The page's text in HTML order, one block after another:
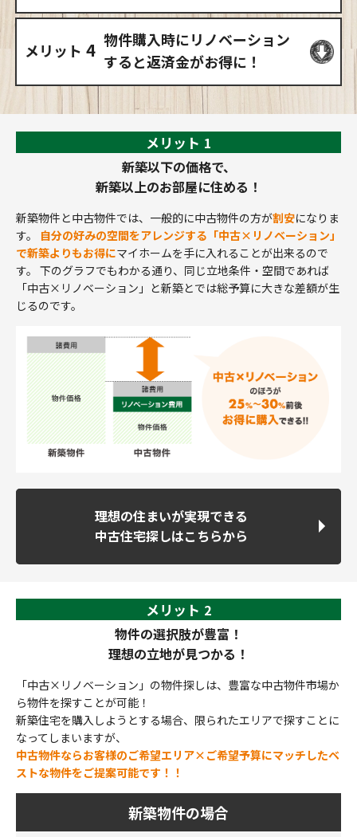
メリット 4 物件購入時にリノベーション
すると返済金がお得に！
メリット 1
新築以下の価格で、
新築以上のお部屋に住める！
新築物件と中古物件では、一般的に中古物件の方が割安になりま
す。
自分の好みの空間をアレンジする「中古×リノベーション」
で新築よりもお得にマイホームを手に入れることが出来るので
す。 下のグラフでもわかる通り、同じ立地条件・空間であれば
「中古×リノベーション」と新築とでは総予算に大きな差額が生
じるのです。
理想の住まいが実現できる
中古住宅探しはこちらから
メリット 2
物件の選択肢が豊富！
理想の立地が見つかる！
「中古×リノベーション」の物件探しは、豊富な中古物件市場か
ら物件を探すことが可能！
新築住宅を購入しようとする場合、限られたエリアで探すことに
なってしまいますが、
中古物件ならお客様のご希望エリア×ご希望予算にマッチしたベ
ストな物件をご提案可能です！！
新築物件の場合